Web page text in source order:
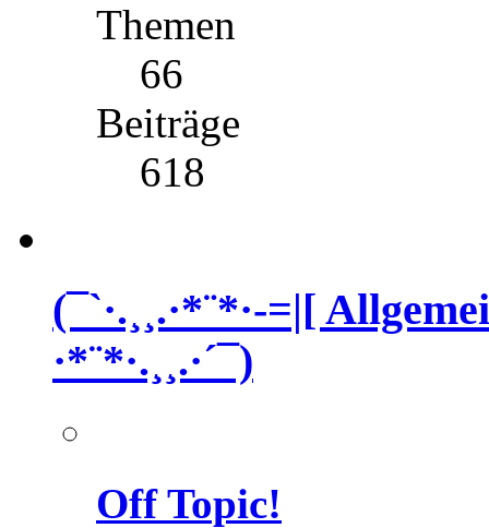
Themen
66
Beiträge
618
(¯`·.¸¸.·*¨*·-=|[
·*¨*·.¸¸.·´¯)
Off Topic!